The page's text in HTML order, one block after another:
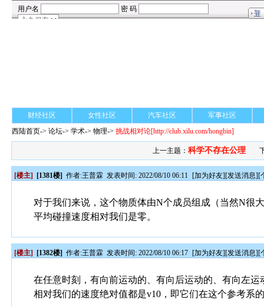
财经社区 女性社区 汽车社区
军事社区
西陆首页->论坛->学术-> 物理->挑战相对论[http://club.xilu.com/hongbin]
上一主题： 科学不存在公理
[楼主] [1381楼] 作者:王普霖 发表时间: 2022/08/10 06:11 [加为好友][发送消息][
对于我们来说，这个物质体由N个成员组成（当然N很
平均碰撞速度相对我们是零。
[楼主] [1382楼] 作者:王普霖 发表时间: 2022/08/10 06:17 [加为好友][发送消息][
在任意时刻，有向前运动的、有向后运动的、有向左
相对我们的速度绝对值都是v10，即它们在这个参考系